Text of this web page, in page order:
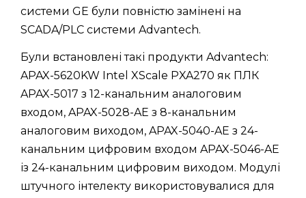
системи GE були повністю замінені на
SCADA/PLC системи Advantech.
Були встановлені такі продукти Advantech:
APAX-5620KW Intel XScale PXA270 як ПЛК
APAX-5017 з 12-канальним аналоговим
входом, APAX-5028-AE з 8-канальним
аналоговим виходом, APAX-5040-AE з 24-
канальним цифровим входом APAX-5046-AE
із 24-канальним цифровим виходом. Модулі
штучного інтелекту використовувалися для